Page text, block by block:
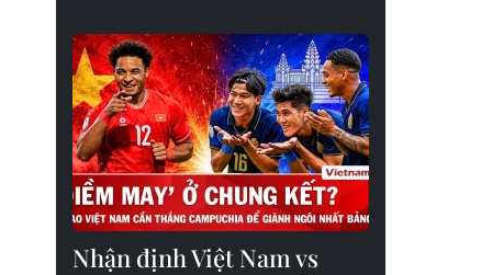
Nhận định Việt Nam vs